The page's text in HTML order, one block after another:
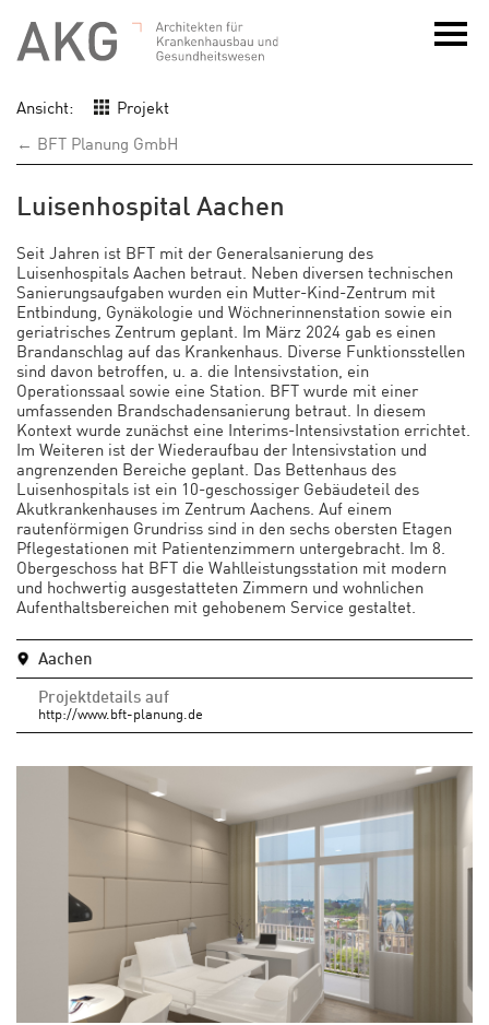
Ansicht:
Projekt
← BFT Planung GmbH
Luisenhospital Aachen
Seit Jahren ist BFT mit der Generalsanierung des
Luisenhospitals Aachen betraut. Neben diversen technischen
Sanierungsaufgaben wurden ein Mutter-Kind-Zentrum mit
Entbindung, Gynäkologie und Wöchnerinnenstation sowie ein
geriatrisches Zentrum geplant. Im März 2024 gab es einen
Brandanschlag auf das Krankenhaus. Diverse Funktionsstellen
sind davon betroffen, u. a. die Intensivstation, ein
Operationssaal sowie eine Station. BFT wurde mit einer
umfassenden Brandschadensanierung betraut. In diesem
Kontext wurde zunächst eine Interims-Intensivstation errichtet.
Im Weiteren ist der Wiederaufbau der Intensivstation und
angrenzenden Bereiche geplant. Das Bettenhaus des
Luisenhospitals ist ein 10-geschossiger Gebäudeteil des
Akutkrankenhauses im Zentrum Aachens. Auf einem
rautenförmigen Grundriss sind in den sechs obersten Etagen
Pflegestationen mit Patientenzimmern untergebracht. Im 8.
Obergeschoss hat BFT die Wahlleistungsstation mit modern
und hochwertig ausgestatteten Zimmern und wohnlichen
Aufenthaltsbereichen mit gehobenem Service gestaltet.
Aachen
Projektdetails auf
http://www.bft-planung.de